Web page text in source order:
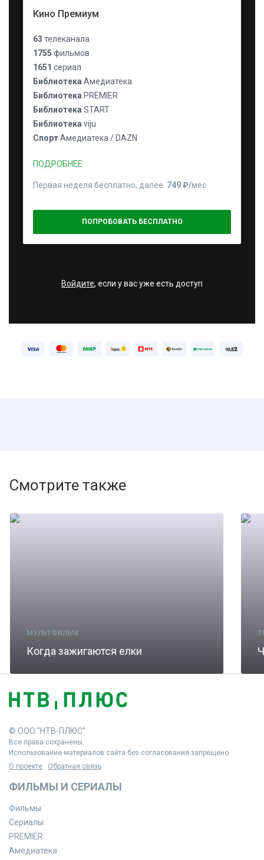
Кино Премиум
63 телеканала
1755 фильмов
1651 сериал
Библиотека Амедиатека
Библиотека PREMIER
Библиотека START
Библиотека viju
СпортАмедиатека / DAZN
ПОДРОБНЕЕ
Первая неделя бесплатно, далее 749 ₽⁠/⁠мес
ПОПРОБОВАТЬ БЕСПЛАТНО
Войдите, если у вас уже есть доступ
Смотрите также
МУЛЬТФИЛЬМ
Когда зажигаются елки
© ООО "НТВ-ПЛЮС"
Все права сохранены.
Использование материалов сайта без согласования запрещено.
О проекте
Обратная связь
ФИЛЬМЫ И СЕРИАЛЫ
Фильмы
Сериалы
PREMIER
Амедиатека